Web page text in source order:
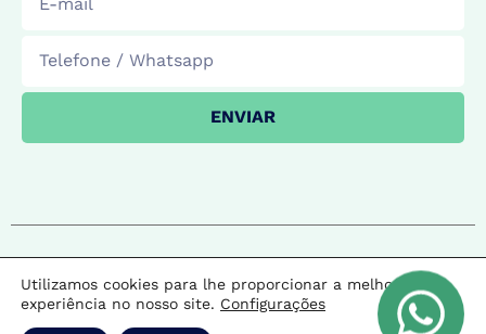
ENVIAR
© Copyright 2023 – Brasiltech. Todos os direitos
reservados. | Política de Privacidade.
Utilizamos cookies para lhe proporcionar a melhor
experiência no nosso site. Configurações